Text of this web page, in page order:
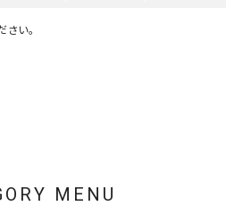
さい。
MENU